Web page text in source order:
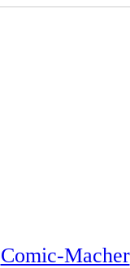
Comic-Macher